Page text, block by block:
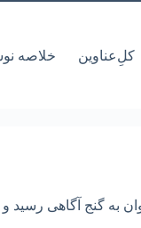
کل‌ِعناوین خلاصه
به گنج آگاهی رسید